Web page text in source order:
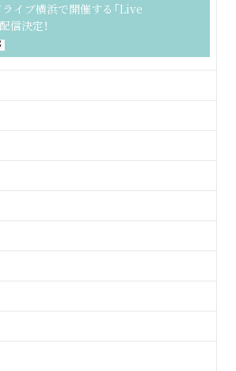
ライブ横浜で開催する「Live
信決定！